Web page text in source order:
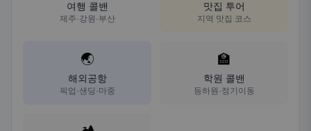
여행 콜밴
제주·강원·부산
맛집 투어
지역 맛집 코스
🌏
해외공항
픽업·샌딩·마중
🏫
학원 콜밴
등하원·정기이동